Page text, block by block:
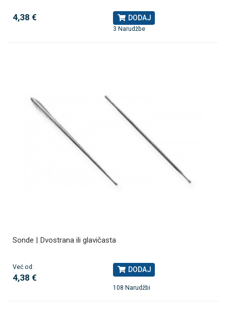
4,38 € DODAJ
3 Narudžbe
Sonde | Dvostrana ili glavičasta
Već od:
4,38 €
DODAJ
108 Narudžbi